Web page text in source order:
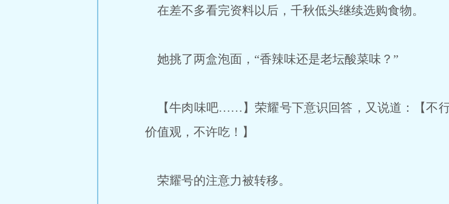
在差不多看完资料以后，千秋低头继续选购食物。
她挑了两盒泡面，“香辣味还是老坛酸菜味？”
【牛肉味吧……】荣耀号下意识回答，又说道：【不
价值观，不许吃！】
荣耀号的注意力被转移。